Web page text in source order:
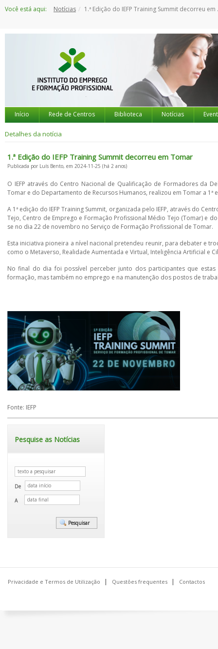
paraVocê está aqui: Notícias 1.ª Edição do IEFP Training Summit decorreu em Tomar
Início Rede de Centros Biblioteca Notícias
Detalhes da notícia
1.ª Edição do IEFP Training Summit decorreu em Tomar
Publicada por Luís Bento, em 2024-11-25 (há 2 anos)
O IEFP através do Centro Nacional de Qualificação de Formadores da
Tomar e do Departamento de Recursos Humanos, realizou em Tomar a 1ª
A 1ª edição do IEFP Training Summit, organizada pelo IEFP, através do
Tejo, Centro de Emprego e Formação Profissional Médio Tejo (Tomar) e
se no dia 22 de novembro no Serviço de Formação Profissional de Tomar.
Esta iniciativa pioneira a nível nacional pretendeu reunir, para debater e
como o Metaverso, Realidade Aumentada e Virtual, Inteligência Artificial e
No final do dia foi possível perceber junto dos participantes que
formação, mas também no emprego e na manutenção dos postos de
Fonte: IEFP
Pesquise as Notícias
De
A
Privacidade e Termos de Utilização Questões frequentes Contactos